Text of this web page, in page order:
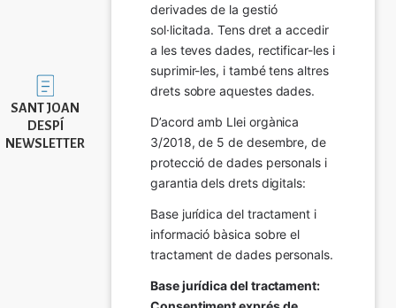
Imatge
SANT JOAN
DESPÍ
NEWSLETTER
derivades de la gestió
sol·licitada. Tens dret a accedir
a les teves dades, rectificar-les i
suprimir-les, i també tens altres
drets sobre aquestes dades.
D’acord amb Llei orgànica
3/2018, de 5 de desembre, de
protecció de dades personals i
garantia dels drets digitals:
Base jurídica del tractament i
informació bàsica sobre el
tractament de dades personals.
Base jurídica del tractament: